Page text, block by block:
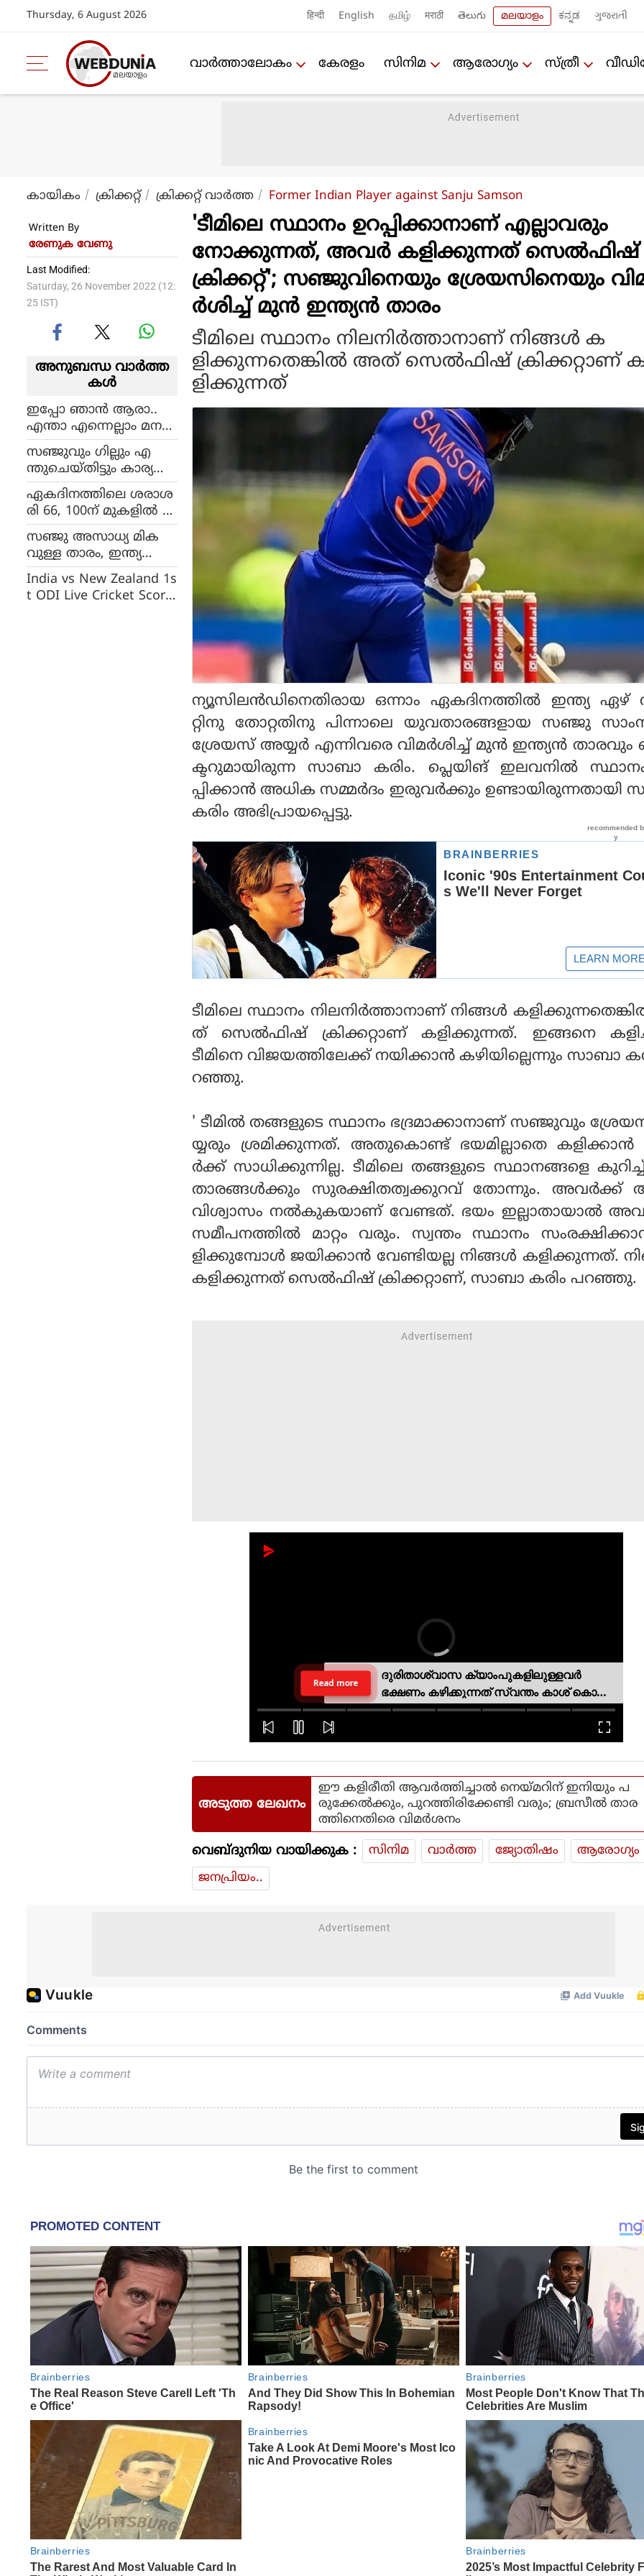
Thursday, 6 August 2026 हिन्दी English தமிழ் मराठी తెలుగు മലയാളം ಕನ್ನಡ ગુજરાતી
വാര്‍ത്താലോകം കേരളം സിനിമ ആരോഗ്യം സ്ത്രീ
കായികം ക്രിക്കറ്റ്‌ ക്രിക്കറ്റ്‌ വാര്‍ത്ത Former Indian Player against Sanju Samson
Written By
രേണുക വേണു
Last Modified:
Saturday, 26 November 2022 (12:
25 IST)
അനുബന്ധ വാര്‍ത്ത
കള്‍
ഇപ്പോ ഞാൻ ആരാ..
എന്താ എന്നെല്ലാം മന
സിലായി കാണുമല്ലോ?
മരണമാസ് പ്രകടന
വുമായി ഉമ്രാൻ മാലിക്
സഞ്ജുവും ഗില്ലും എ
ന്തുചെയ്തിട്ടും കാര്യ
മില്ല, രോഹിതും
രാഹുലും എത്തുമ്പോൾ
പിന്നെയും പടിക്ക് പുറ
ത്ത്
ഏകദിനത്തിലെ ശരാശ
രി 66, 100ന് മുകളിൽ പ്ര
ഹരശേഷി എങ്കിലും
ടീമിൽ സ്ഥാനമുറപ്പല്ല!
സഞ്ജു അസാധ്യ മിക
വുള്ള താരം, ഇന്ത്യ
യ്ക്കായി എല്ലാ ഫോർ
മാറ്റിലും കളിച്ചു കാണ
ണമെന്ന് ആഗ്രഹം : ആ
India vs New Zealand 1s
t ODI Live Cricket Score:
'ടീമിലെ സ്ഥാനം ഉറപ്പിക്കാനാണ് എല്ലാവരും
നോക്കുന്നത്, അവര്‍ കളിക്കുന്നത് സെല്‍ഫിഷ്
ക്രിക്കറ്റ്'; സഞ്ജുവിനെയും ശ്രേയസിനെയും
ര്‍ശിച്ച് മുന്‍ ഇന്ത്യന്‍ താരം
ടീമിലെ സ്ഥാനം നിലനിര്‍ത്താനാണ് നിങ്ങള്‍ ക
ളിക്കുന്നതെങ്കില്‍ അത് സെല്‍ഫിഷ് ക്രിക്കറ്റാണ്
ളിക്കുന്നത്
ന്യൂസിലന്‍ഡിനെതിരായ ഒന്നാം ഏകദിനത്തില്‍ ഇന്ത്യ ഏഴ്
റ്റിനു തോറ്റതിനു പിന്നാലെ യുവതാരങ്ങളായ സഞ്ജു
ശ്രേയസ് അയ്യര്‍ എന്നിവരെ വിമര്‍ശിച്ച് മുന്‍ ഇന്ത്യന്‍ താരവും
ക്ടറുമായിരുന്ന സാബാ കരിം. പ്ലെയിങ് ഇലവനില്‍
പ്പിക്കാന്‍ അധിക സമ്മര്‍ദം ഇരുവര്‍ക്കും ഉണ്ടായിരുന്നതായി
കരിം അഭിപ്രായപ്പെട്ടു.
ടീമിലെ സ്ഥാനം നിലനിര്‍ത്താനാണ് നിങ്ങള്‍
ത് സെല്‍ഫിഷ് ക്രിക്കറ്റാണ് കളിക്കുന്നത്. ഇങ്ങനെ
ടീമിനെ വിജയത്തിലേക്ക് നയിക്കാന്‍ കഴിയില്ലെന്നും സാബാ
റഞ്ഞു.
' ടീമില്‍ തങ്ങളുടെ സ്ഥാനം ഭദ്രമാക്കാനാണ് സഞ്ജുവും
യ്യരും ശ്രമിക്കുന്നത്. അതുകൊണ്ട് ഭയമില്ലാതെ
ര്‍ക്ക് സാധിക്കുന്നില്ല. ടീമിലെ തങ്ങളുടെ സ്ഥാനങ്ങളെ
താരങ്ങള്‍ക്കും സുരക്ഷിതത്വക്കുറവ് തോന്നും. അവര്‍ക്ക്
വിശ്വാസം നല്‍കുകയാണ് വേണ്ടത്. ഭയം ഇല്ലാതായാല്‍
സമീപനത്തില്‍ മാറ്റം വരും. സ്വന്തം സ്ഥാനം
ളിക്കുമ്പോള്‍ ജയിക്കാന്‍ വേണ്ടിയല്ല നിങ്ങള്‍ കളിക്കുന്നത്.
കളിക്കുന്നത് സെല്‍ഫിഷ് ക്രിക്കറ്റാണ്, സാബാ കരിം പറഞ്ഞു.
ദുരിതാശ്വാസ ക്യാംപുകളിലുള്ളവർ
ഭക്ഷണം കഴിക്കുന്നത് സ്വന്തം കാശ് കൊണ്ട്
Read more
അടുത്ത ലേഖനം
ഈ കളിരീതി ആവര്‍ത്തിച്ചാല്‍ നെയ്മറിന് ഇനിയും പ
രുക്കേല്‍ക്കും, പുറത്തിരിക്കേണ്ടി വരും; ബ്രസീല്‍ താര
ത്തിനെതിരെ വിമര്‍ശനം
വെബ്ദുനിയ വായിക്കുക : സിനിമ വാര്‍ത്ത ജ്യോതിഷം
ആരോഗ്യം
ജനപ്രിയം..